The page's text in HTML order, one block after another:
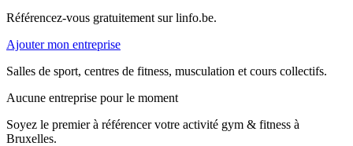
Référencez-vous gratuitement sur linfo.be.
Ajouter mon entreprise
Salles de sport, centres de fitness, musculation et cours collectifs.
Aucune entreprise pour le moment
Soyez le premier à référencer votre activité gym & fitness à
Bruxelles.